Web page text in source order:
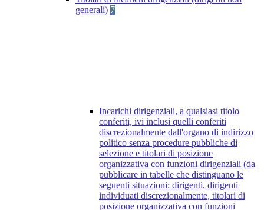
generali) 7
Incarichi dirigenziali, a qualsiasi titolo
conferiti, ivi inclusi quelli conferiti
discrezionalmente dall'organo di indirizzo
politico senza procedure pubbliche di
selezione e titolari di posizione
organizzativa con funzioni dirigenziali (da
pubblicare in tabelle che distinguano le
seguenti situazioni: dirigenti, dirigenti
individuati discrezionalmente, titolari di
posizione organizzativa con funzioni